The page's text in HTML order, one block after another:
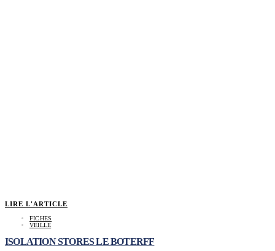
LIRE L'ARTICLE
FICHES
VEILLE
ISOLATION STORES LE BOTERFF